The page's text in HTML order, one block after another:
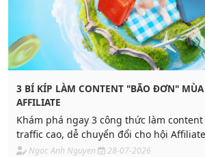
3 BÍ KÍP LÀM CONTENT "BÃO ĐƠN"
AFFILIATE
Khám phá ngay 3 công thức làm
traffic cao, dễ chuyển đổi cho hội
Ngoc Anh Nguyen 28-07-2026